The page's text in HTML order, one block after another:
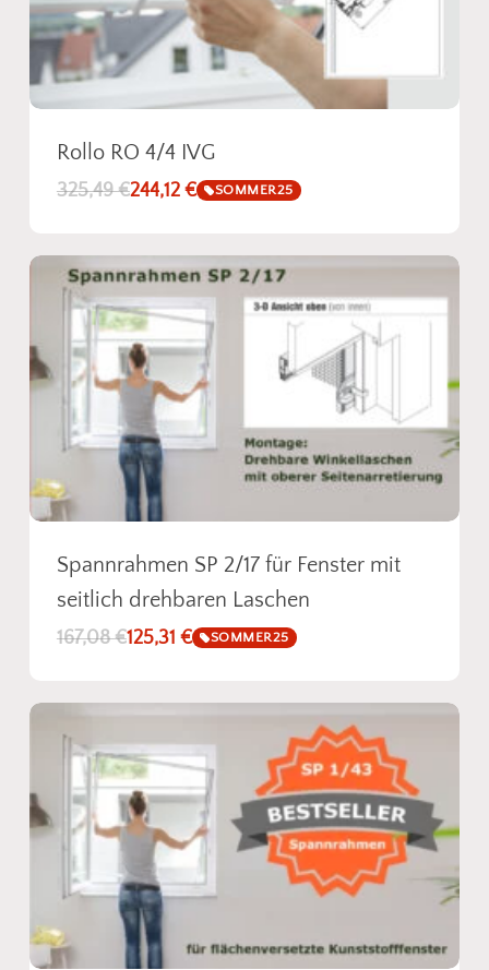
Fotos senden
Rollo RO 4/4 IVG
325,49€244,12 € SOMMER25
Spannrahmen SP 2/17 für Fenster mit
seitlich drehbaren Laschen
167,08€125,31 € SOMMER25